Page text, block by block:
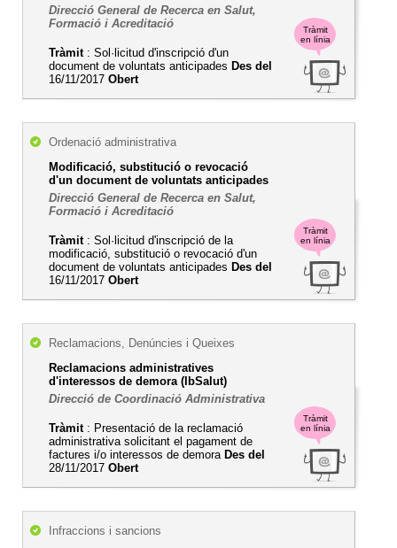
Tràmit
en línia
Direcció General de Recerca en Salut,
Formació i Acreditació
Tràmit: Sol·licitud d'inscripció d'un
document de voluntats anticipades Des del
16/11/2017 Obert
Tràmit
en línia
Ordenació administrativa
Modificació, substitució o revocació
d'un document de voluntats anticipades
Direcció General de Recerca en Salut,
Formació i Acreditació
Tràmit: Sol·licitud d'inscripció de la
modificació, substitució o revocació d'un
document de voluntats anticipades Des del
16/11/2017 Obert
Tràmit
en línia
Reclamacions, Denúncies i Queixes
Reclamacions administratives
d'interessos de demora (IbSalut)
Direcció de Coordinació Administrativa
Tràmit: Presentació de la reclamació
administrativa solicitant el pagament de
factures i/o interessos de demora Des del
28/11/2017 Obert
Infraccions i sancions